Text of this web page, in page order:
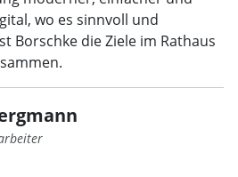
wo es sinnvoll und
Borschke die Ziele im Rathaus